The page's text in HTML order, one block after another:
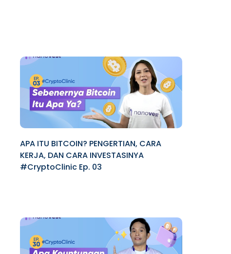
APA ITU BITCOIN? PENGERTIAN, CARA
KERJA, DAN CARA INVESTASINYA
#CryptoClinic Ep. 03